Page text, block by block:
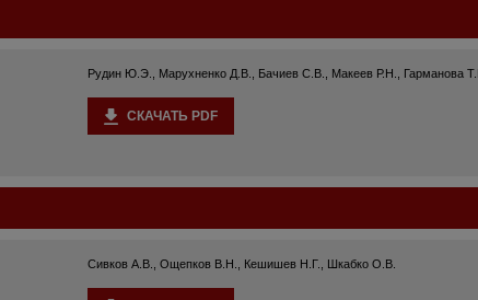
Рудин Ю.Э., Марухненко Д.В., Бачиев С.В., Макеев Р.Н., Гарманова
СКАЧАТЬ PDF
Сивков А.В., Ощепков В.Н., Кешишев Н.Г., Шкабко О.В.